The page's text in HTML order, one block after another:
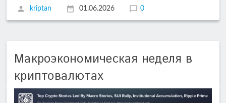
kriptan
01.06.2026 0
Макроэкономическая неделя в
криптовалютах